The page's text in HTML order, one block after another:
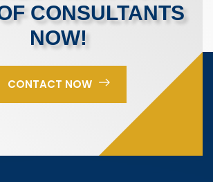
CONSULTANTS
NOW!
CONTACT NOW